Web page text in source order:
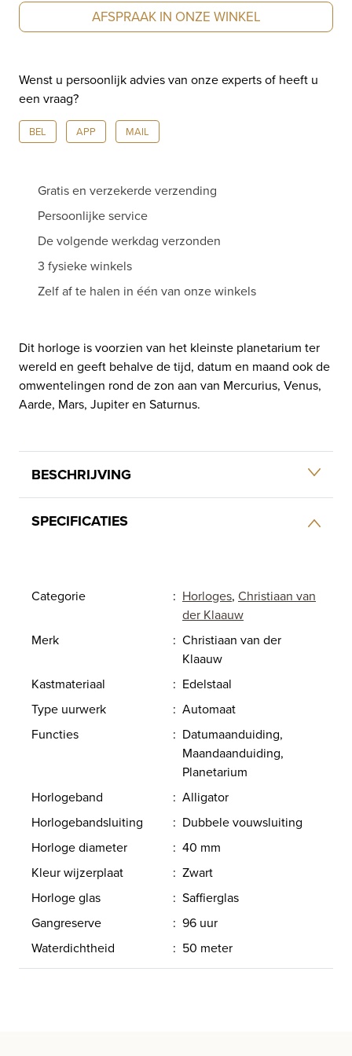
der
Klaauw
aantal
AFSPRAAK IN ONZE WINKEL
Wenst u persoonlijk advies van onze experts of heeft u
een vraag?
BEL APP MAIL
Gratis en verzekerde verzending
Persoonlijke service
De volgende werkdag verzonden
3 fysieke winkels
Zelf af te halen in één van onze winkels
Dit horloge is voorzien van het kleinste planetarium ter
wereld en geeft behalve de tijd, datum en maand ook de
omwentelingen rond de zon aan van Mercurius, Venus,
Aarde, Mars, Jupiter en Saturnus.
BESCHRIJVING
SPECIFICATIES
Categorie : Horloges, Christiaan van
der Klaauw
Merk
: Christiaan van der
Klaauw
Kastmateriaal
: Edelstaal
Type uurwerk
: Automaat
Functies
: Datumaanduiding,
Maandaanduiding,
Planetarium
Horlogeband
: Alligator
Horlogebandsluiting
: Dubbele vouwsluiting
Horloge diameter
: 40 mm
Kleur wijzerplaat
: Zwart
Horloge glas
: Saffierglas
Gangreserve
: 96 uur
Waterdichtheid
: 50 meter